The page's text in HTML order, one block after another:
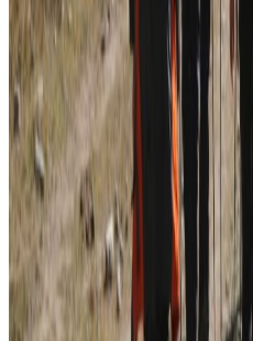
टिप्पणीहरू लोड हुँदैछ…
सम्बन्धित समाचार
दक्षिण कोरियामा
मृत्यु
२०२६ अगस्ट १०
२०२६ अगस्ट ७